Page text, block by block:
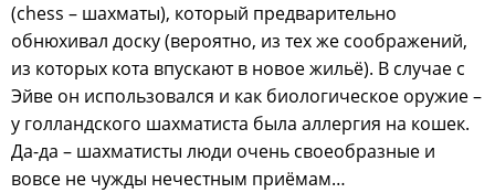
(chess – шахматы), который предварительно
обнюхивал доску (вероятно, из тех же соображений,
из которых кота впускают в новое жильё). В случае с
Эйве он использовался и как биологическое оружие –
у голландского шахматиста была аллергия на кошек.
Да-да – шахматисты люди очень своеобразные и
вовсе не чужды нечестным приёмам…